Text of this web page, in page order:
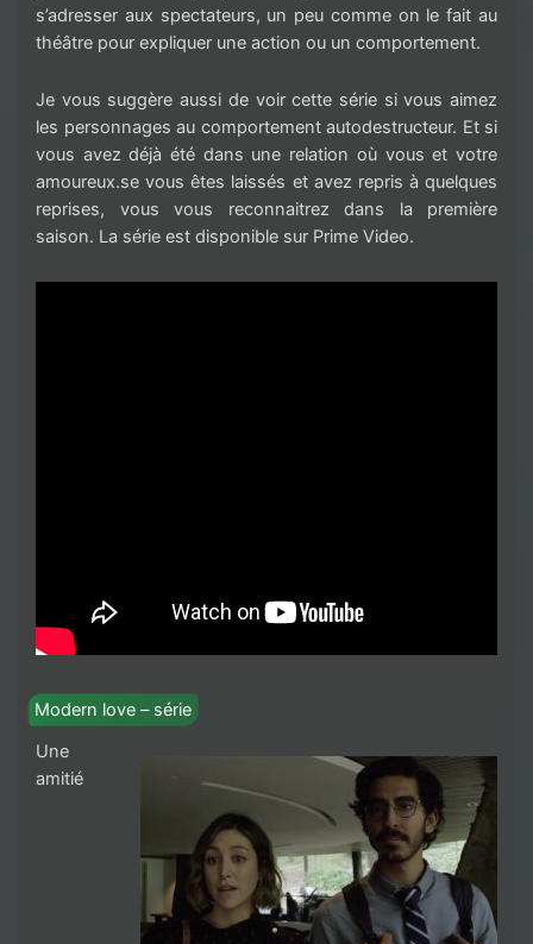
s’adresser aux spectateurs, un peu comme on le fait au
théâtre pour expliquer une action ou un comportement.
Je vous suggère aussi de voir cette série si vous aimez
les personnages au comportement autodestructeur. Et si
vous avez déjà été dans une relation où vous et votre
amoureux.se vous êtes laissés et avez repris à quelques
reprises, vous vous reconnaitrez dans la première
saison. La série est disponible sur Prime Video.
Modern love – série
Une
amitié